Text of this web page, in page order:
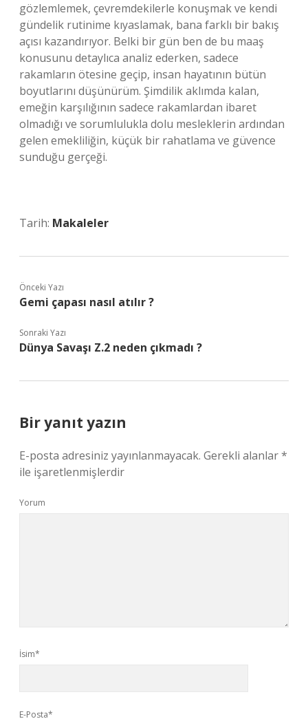
gözlemlemek, çevremdekilerle konuşmak ve kendi
gündelik rutinime kıyaslamak, bana farklı bir bakış
açısı kazandırıyor. Belki bir gün ben de bu maaş
konusunu detaylıca analiz ederken, sadece
rakamların ötesine geçip, insan hayatının bütün
boyutlarını düşünürüm. Şimdilik aklımda kalan,
emeğin karşılığının sadece rakamlardan ibaret
olmadığı ve sorumlulukla dolu mesleklerin ardından
gelen emekliliğin, küçük bir rahatlama ve güvence
sunduğu gerçeği.
Tarih: Makaleler
Önceki Yazı
Gemi çapası nasıl atılır ?
Sonraki Yazı
Dünya Savaşı Z.2 neden çıkmadı ?
Bir yanıt yazın
E-posta adresiniz yayınlanmayacak. Gerekli alanlar*
ile işaretlenmişlerdir
Yorum
İsim*
E-Posta*